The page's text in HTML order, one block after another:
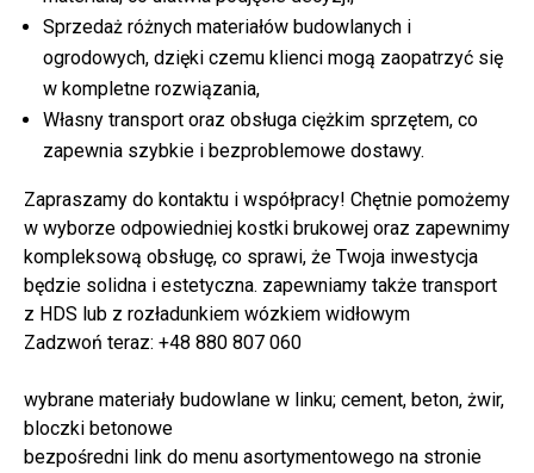
Sprzedaż różnych materiałów budowlanych i
ogrodowych, dzięki czemu klienci mogą zaopatrzyć się
w kompletne rozwiązania,
Własny transport oraz obsługa ciężkim sprzętem, co
zapewnia szybkie i bezproblemowe dostawy.
Zapraszamy do kontaktu i współpracy! Chętnie pomożemy
w wyborze odpowiedniej kostki brukowej oraz zapewnimy
kompleksową obsługę, co sprawi, że Twoja inwestycja
będzie solidna i estetyczna. zapewniamy także transport
z HDS lub z rozładunkiem wózkiem widłowym
Zadzwoń teraz: +48 880 807 060
wybrane materiały budowlane w linku; cement, beton, żwir,
bloczki betonowe
bezpośredni link do menu asortymentowego na stronie